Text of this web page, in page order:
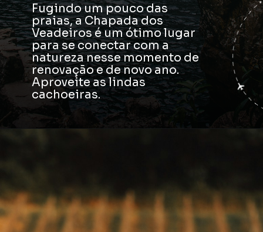
Fugindo um pouco das
praias, a Chapada dos
Veadeiros é um ótimo lugar
para se conectar com a
natureza nesse momento de
renovação e de novo ano.
Aproveite as lindas
cachoeiras.